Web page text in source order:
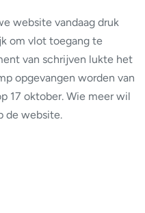
website vandaag druk
om vlot toegang te
van schrijven lukte het
opgevangen worden van
17 oktober. Wie meer wil
de website.